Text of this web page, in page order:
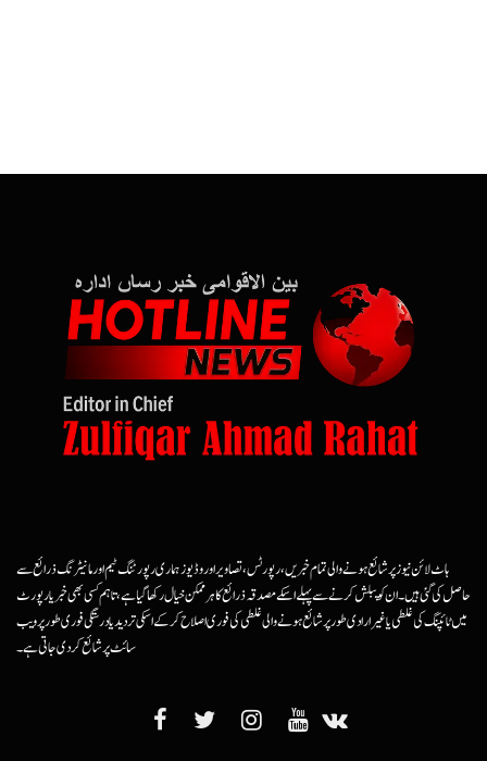
ہاٹ لائن نیوز پر شائع ہونے والی تمام خبریں، رپورٹس، تصاویر اور وڈیوز ہماری رپورٹنگ ٹیم اور مانیٹرنگ ذرائع سے
حاصل کی گئی ہیں۔ ان کو پبلش کرنے سے پہلے اسکے مصدقہ ذرائع کا ہرممکن خیال رکھا گیا ہے، تاہم کسی بھی خبر یا رپورٹ
میں ٹائپنگ کی غلطی یا غیرارادی طور پر شائع ہونے والی غلطی کی فوری اصلاح کرکے اسکی تردید یا درستگی فوری طور پر ویب
سائٹ پر شائع کردی جاتی ہے۔